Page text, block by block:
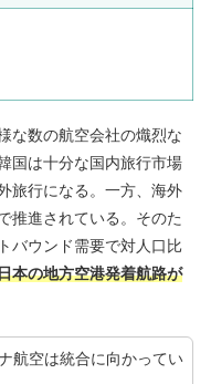
な数の航空会社の熾烈な
国は十分な国内旅行市場
旅行になる。一方、海外
推進されている。そのた
バウンド需要で対人口比
本の地方空港発着航路が
航空は統合に向かってい